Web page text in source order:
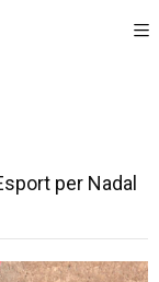
per Nadal